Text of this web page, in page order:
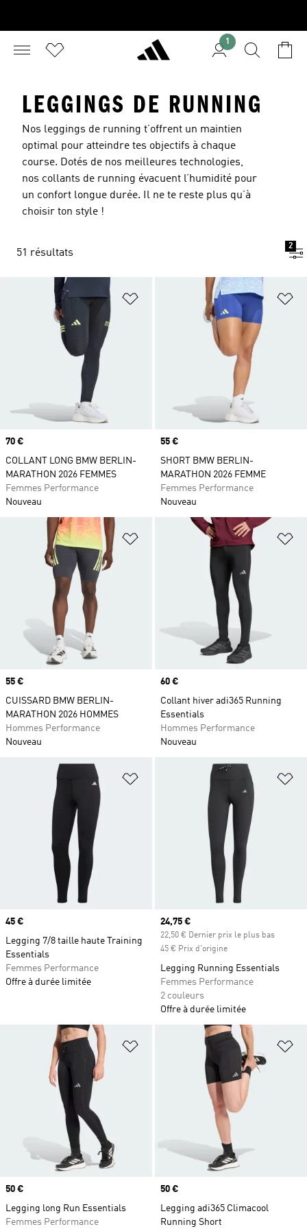
1
LEGGINGS DE RUNNING
Nos leggings de running t’offrent un maintien
optimal pour atteindre tes objectifs à chaque
course. Dotés de nos meilleures technologies,
nos collants de running évacuent l’humidité pour
un confort longue durée. Il ne te reste plus qu’à
choisir ton style !
51 résultats
2
Ajouter à la Liste de produits
Prix
70 €
COLLANT LONG BMW BERLIN-
MARATHON 2026 FEMMES
Femmes Performance
Nouveau
Prix
55 €
SHORT BMW BERLIN-
MARATHON 2026 FEMME
Femmes Performance
Nouveau
Ajouter à la Liste de produits
Prix
55 €
CUISSARD BMW BERLIN-
MARATHON 2026 HOMMES
Hommes Performance
Nouveau
Prix
60 €
Collant hiver adi365 Running
Essentials
Hommes Performance
Nouveau
Ajouter à la Liste de produits
Prix
45 €
Legging 7/8 taille haute Training
Essentials
Femmes Performance
Offre à durée limitée
Prix actuel
24,75 €
22,50 € Dernier prix le plus bas
45 € Prix d'origine
Legging Running Essentials
Femmes Performance
2 couleurs
Offre à durée limitée
Ajouter à la Liste de produits
Prix
50 €
Legging long Run Essentials
Femmes Performance
Prix
50 €
Legging adi365 Climacool
Running Short